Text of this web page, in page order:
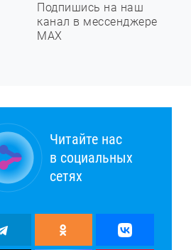
Подпишись на наш
канал в мессенджере
МАХ
Читайте нас
в социальных
сетях